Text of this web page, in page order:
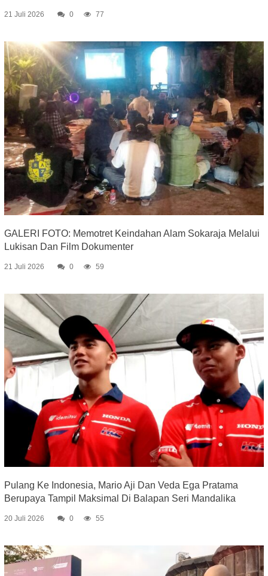
21 Juli 2026 0 77
GALERI FOTO: Memotret Keindahan Alam Sokaraja Melalui
Lukisan Dan Film Dokumenter
21 Juli 2026 0 59
Pulang Ke Indonesia, Mario Aji Dan Veda Ega Pratama
Berupaya Tampil Maksimal Di Balapan Seri Mandalika
20 Juli 2026 0 55